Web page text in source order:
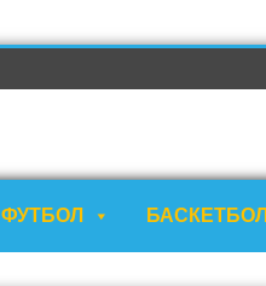
ФУТБОЛ БАСКЕТБОЛ